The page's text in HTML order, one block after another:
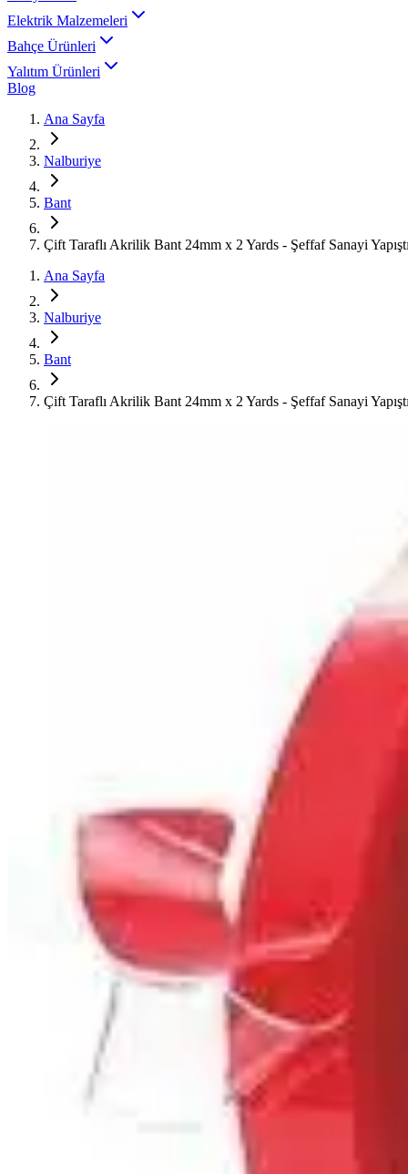
Elektrik Malzemeleri
Bahçe Ürünleri
Yalıtım Ürünleri
Blog
Ana Sayfa
Nalburiye
Bant
Çift Taraflı Akrilik Bant 24mm x 2 Yards - Şeffaf Sanayi
Ana Sayfa
Nalburiye
Bant
Çift Taraflı Akrilik Bant 24mm x 2 Yards - Şeffaf Sanayi